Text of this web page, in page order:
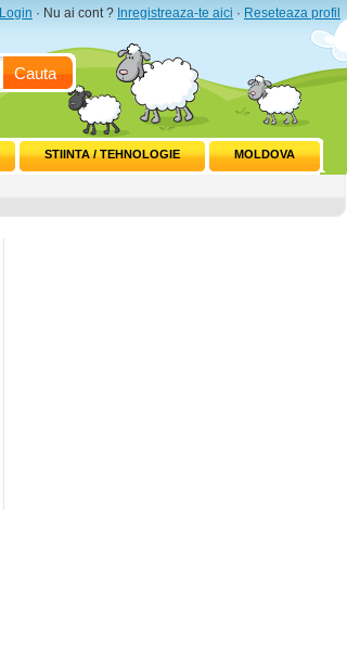
Login · Nu ai cont ? Inregistreaza-te aici · Reseteaza profil
Cauta
STIINTA / TEHNOLOGIE MOLDOVA